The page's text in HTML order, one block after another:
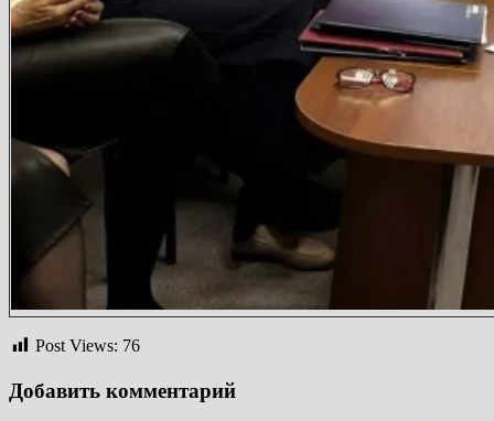
Post Views: 76
Добавить комментарий